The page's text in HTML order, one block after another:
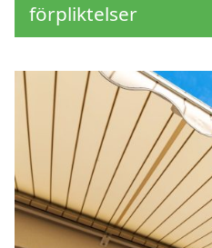
förpliktelser